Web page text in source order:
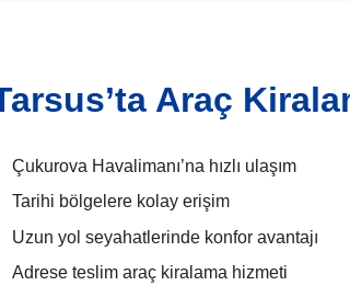
Araç
Çukurova Havalimanı’na hızlı ulaşım
Tarihi bölgelere kolay erişim
Uzun yol seyahatlerinde konfor avantajı
Adrese teslim araç kiralama hizmeti